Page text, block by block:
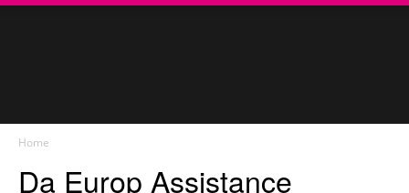
Home
Da Europ Assistance